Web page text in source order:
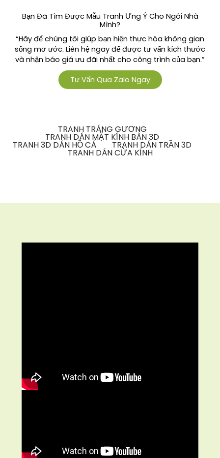
Bạn Đã Tìm Được Mẫu Tranh Ưng Ý Cho Ngôi Nhà
Mình?
“Hãy để chúng tôi giúp bạn hiện thực hóa không gian
sống mơ ước. Liên hệ ngay để được tư vấn kích thước
và nhận báo giá ưu đãi nhất cho công trình của bạn.”
Tư Vấn Qua Zalo Ngay
TRANH TRÁNG GƯƠNG
TRANH DÁN MẶT KÍNH BÀN 3D
TRANH 3D DÁN HỒ CÁ TRANH DÁN TRẦN 3D
TRANH DÁN CỬA KÍNH